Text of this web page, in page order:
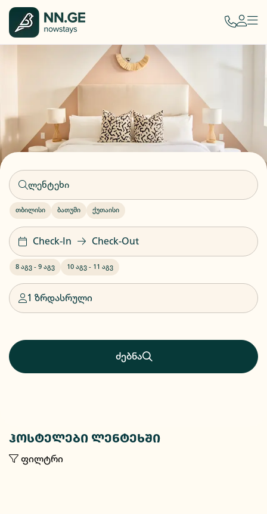
თბილისი ბათუმი ქუთაისი
Check-In Check-Out
8 აგვ - 9 აგვ 10 აგვ - 11 აგვ
1 ზრდასრული
ძებნა
ჰოსტელები ლენტეხში
ფილტრი